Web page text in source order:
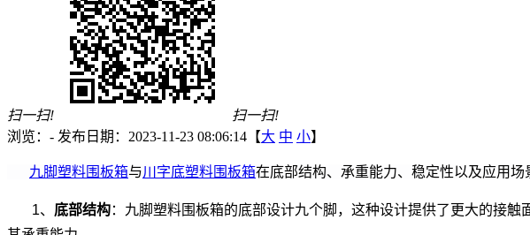
扫一扫!
扫一扫!
浏览： - 发布日期：2023-11-23 08:06:14【大 中 小】
九脚塑料围板箱与川字底塑料围板箱在底部结构、承重能力、稳定性以及应用场
1、 底部结构：九脚塑料围板箱的底部设计九个脚，这种设计提供了更大的接